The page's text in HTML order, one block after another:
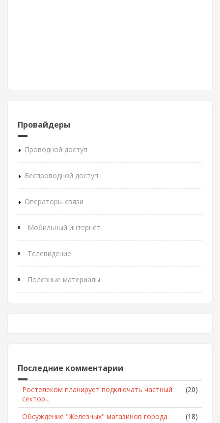
Провайдеры
Проводной доступ
Беспроводной доступ
Операторы связи
Мобильный интернет
Телевидение
Полезные материалы
Последние комментарии
Ростелеком планирует подключать частный
сектор...
(20)
Обсуждение "Железных" магазинов города
(18)